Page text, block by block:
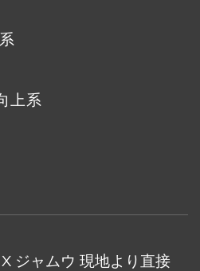
上系
ジャムウ 現地より直接